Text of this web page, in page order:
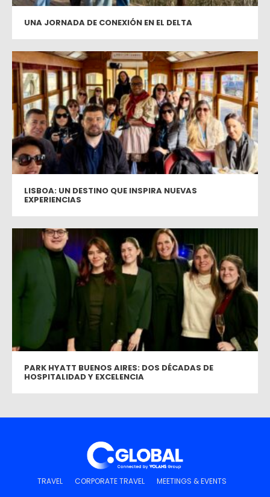
UNA JORNADA DE CONEXIÓN EN EL DELTA
LISBOA: UN DESTINO QUE INSPIRA NUEVAS
EXPERIENCIAS
PARK HYATT BUENOS AIRES: DOS DÉCADAS DE
HOSPITALIDAD Y EXCELENCIA
TRAVEL CORPORATE TRAVEL MEETINGS & EVENTS